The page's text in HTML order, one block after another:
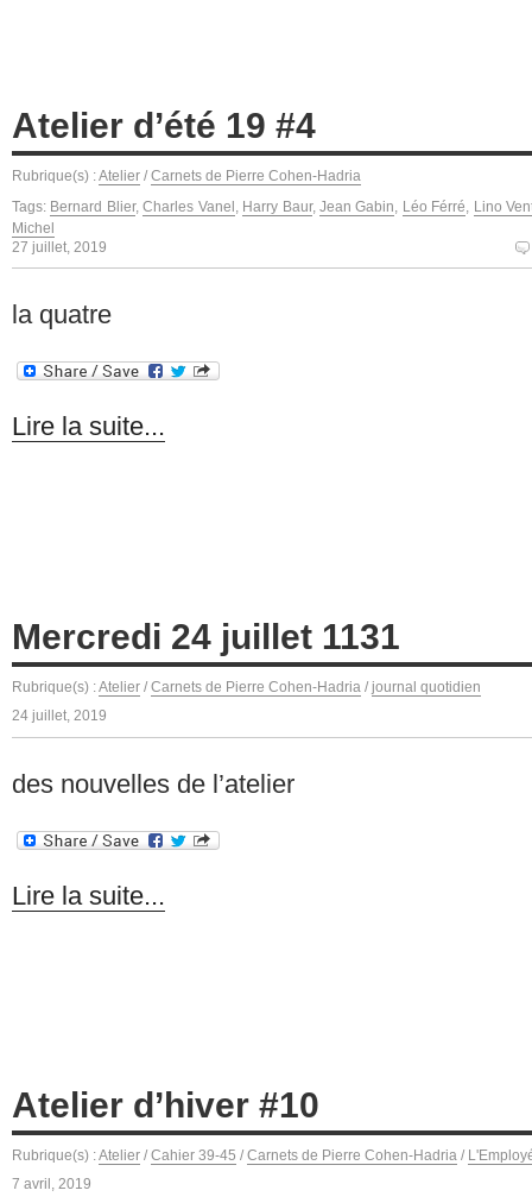
Atelier d’été 19 #4
Rubrique(s) :Atelier / Carnets de Pierre Cohen-Hadria
Tags: Bernard Blier,Charles Vanel Harry Baur, Jean Gabin Léo Férré
Lino
Michel
27 juillet, 2019
la quatre
Lire la suite...
Mercredi 24 juillet 1131
Rubrique(s) :Atelier / Carnets de Pierre Cohen-Hadria / journal quotidien
24 juillet, 2019
des nouvelles de l’atelier
Lire la suite...
Atelier d’hiver #10
Rubrique(s) :Atelier / Cahier 39-45 / Carnets de Pierre Cohen-Hadria /
7 avril, 2019